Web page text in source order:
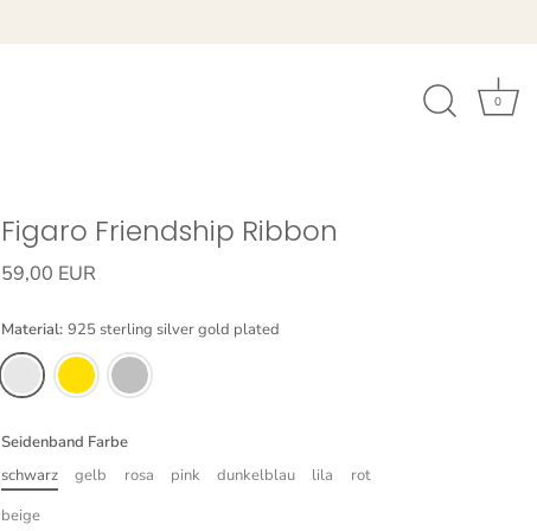
0
Figaro Friendship Ribbon
59,00 EUR
Material: 925 sterling silver gold plated
Seidenband Farbe
schwarz
gelb rosa pink dunkelblau lila
rot
beige